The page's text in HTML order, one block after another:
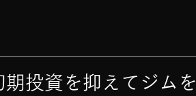
投資を抑えてジム